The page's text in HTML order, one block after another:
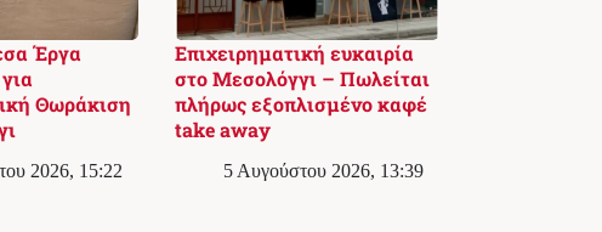
Έργα
Θωράκιση
2026, 15:22
Επιχειρηματική ευκαιρία
στο Μεσολόγγι – Πωλείται
πλήρως εξοπλισμένο καφέ
take away
5 Αυγούστου 2026, 13:39